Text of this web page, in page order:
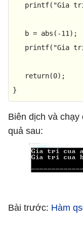
printf( "Gia
   b =
abs ( -11 );
printf( "Gia
return(0);
}
Biên dịch và
quả sau:
Bài trước: Hàm